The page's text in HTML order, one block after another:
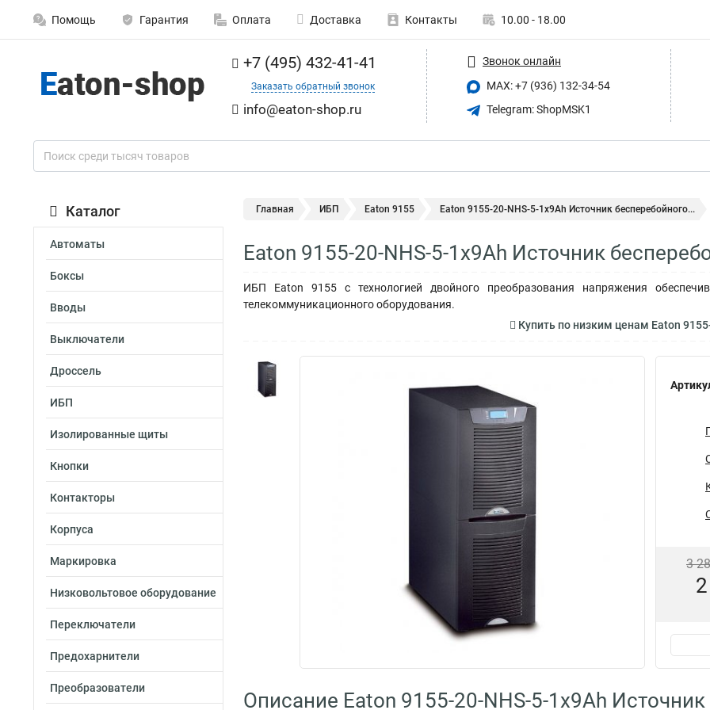
Помощь Гарантия Оплата Доставка Контакты 10.00 - 18.00
+7 (495) 432-41-41
Заказать обратный звонок
info@eaton-shop.ru
Звонок онлайн
MAX: +7 (936) 132-34-54
Telegram: ShopMSK1
Каталог
Автоматы
Боксы
Вводы
Выключатели
Дроссель
ИБП
Изолированные щиты
Кнопки
Контакторы
Корпуса
Маркировка
Низковольтовое оборудование
Переключатели
Предохарнители
Преобразователи
Главная ИБП Eaton 9155 Eaton 9155-20-NHS-5-1x9Ah Источник бесперебойного...
Eaton 9155-20-NHS-5-1x9Ah Источник
ИБП Eaton 9155 с технологией двойного преобразования напряжения
телекоммуникационного оборудования.
Купить по низким ценам Eaton
3
Описание Eaton 9155-20-NHS-5-1x9Ah